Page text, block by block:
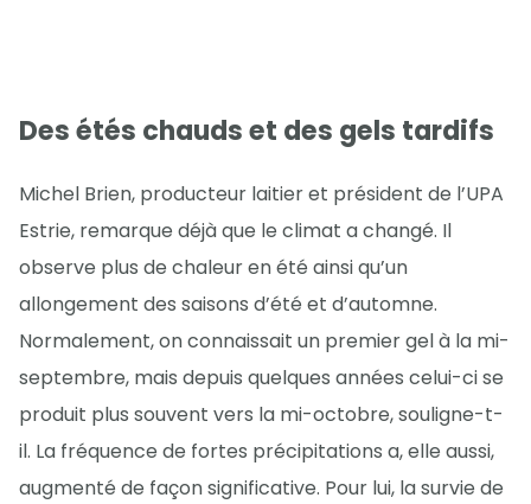
Des étés chauds et des gels tardifs
Michel Brien, producteur laitier et président de l’UPA
Estrie, remarque déjà que le climat a changé. Il
observe plus de chaleur en été ainsi qu’un
allongement des saisons d’été et d’automne.
Normalement, on connaissait un premier gel à la mi-
septembre, mais depuis quelques années celui-ci se
produit plus souvent vers la mi-octobre, souligne-t-
il. La fréquence de fortes précipitations a, elle aussi,
augmenté de façon significative. Pour lui, la survie de